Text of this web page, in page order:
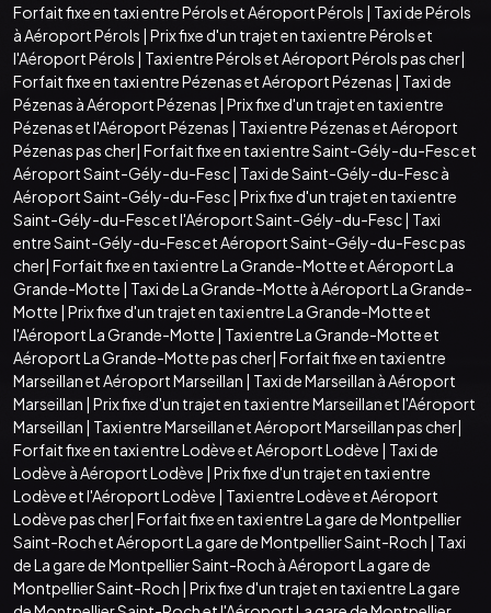
Forfait fixe en taxi entre Pérols et Aéroport Pérols | Taxi de Pérols
à Aéroport Pérols | Prix fixe d'un trajet en taxi entre Pérols et
l'Aéroport Pérols | Taxi entre Pérols et Aéroport Pérols pas cher|
Forfait fixe en taxi entre Pézenas et Aéroport Pézenas | Taxi de
Pézenas à Aéroport Pézenas | Prix fixe d'un trajet en taxi entre
Pézenas et l'Aéroport Pézenas | Taxi entre Pézenas et Aéroport
Pézenas pas cher| Forfait fixe en taxi entre Saint-Gély-du-Fesc et
Aéroport Saint-Gély-du-Fesc| Taxi de Saint-Gély-du-Fesc à
Aéroport Saint-Gély-du-Fesc| Prix fixe d'un trajet en taxi entre
Saint-Gély-du-Fesc et l'Aéroport Saint-Gély-du-Fesc| Taxi
entre Saint-Gély-du-Fesc et Aéroport Saint-Gély-du-Fesc pas
cher| Forfait fixe en taxi entre La Grande-Motte et Aéroport La
Grande-Motte | Taxi de La Grande-Motte à Aéroport La Grande-
Motte | Prix fixe d'un trajet en taxi entre La Grande-Motte et
l'Aéroport La Grande-Motte | Taxi entre La Grande-Motte et
Aéroport La Grande-Motte pas cher| Forfait fixe en taxi entre
Marseillan et Aéroport Marseillan | Taxi de Marseillan à Aéroport
Marseillan | Prix fixe d'un trajet en taxi entre Marseillan et l'Aéroport
Marseillan | Taxi entre Marseillan et Aéroport Marseillan pas cher|
Forfait fixe en taxi entre Lodève et Aéroport Lodève | Taxi de
Lodève à Aéroport Lodève | Prix fixe d'un trajet en taxi entre
Lodève et l'Aéroport Lodève | Taxi entre Lodève et Aéroport
Lodève pas cher| Forfait fixe en taxi entre La gare de Montpellier
Saint-Roch et Aéroport La gare de Montpellier Saint-Roch | Taxi
de La gare de Montpellier Saint-Roch à Aéroport La gare de
Montpellier Saint-Roch | Prix fixe d'un trajet en taxi entre La gare